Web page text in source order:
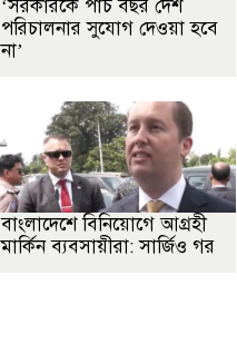
‘সরকারকে পাঁচ বছর দেশ
পরিচালনার সুযোগ দেওয়া হবে
না’
বাংলাদেশে বিনিয়োগে আগ্রহী
মার্কিন ব্যবসায়ীরা: সার্জিও গর